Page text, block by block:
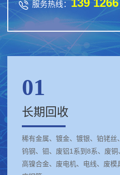
 服务热线：
01
长期回收
稀有金属、镀金、镀银、铂铑丝
钨钢、钼、废铝1系到8系、废铜
高镍合金、废电机、电线、废模